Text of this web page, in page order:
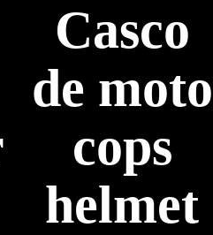
Casco
de moto
cops
helmet